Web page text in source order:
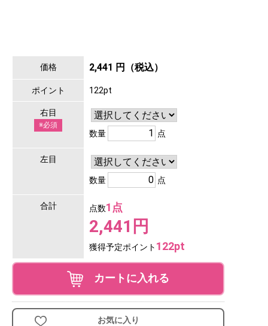
価格 2,441 円（税込）
ポイント 122pt
右目
※必須
数量 点
左目
数量 点
合計 点数1点
2,441円
獲得予定ポイント 122pt
カートに入れる
お気に入り